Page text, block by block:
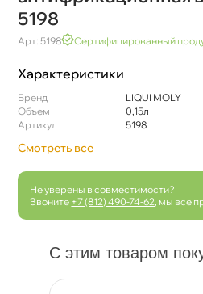
5198
Арт: 5198 Сертифицированный
Характеристики
Бренд
LIQUI MOLY
Объем
0,15л
Артикул
5198
Смотреть все
Не уверены в совместимости?
Звоните +7 (812) 490-74-62 , мы все
С этим товаром